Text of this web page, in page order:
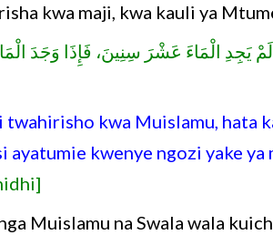
kwa maji, kwa kauli ya
يَجِدِ الْمَاءَ عَشْرَ سِنِينَ، فَإِذَا وَجَدَ
kwa Muislamu, hata
ayatumie kwenye ngozi
Muislamu na Swala wala